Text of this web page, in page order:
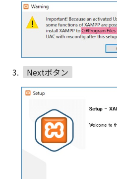
Nextボタン